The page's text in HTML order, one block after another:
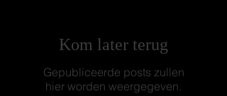
Kom later terug
Gepubliceerde posts zullen
hier worden weergegeven.